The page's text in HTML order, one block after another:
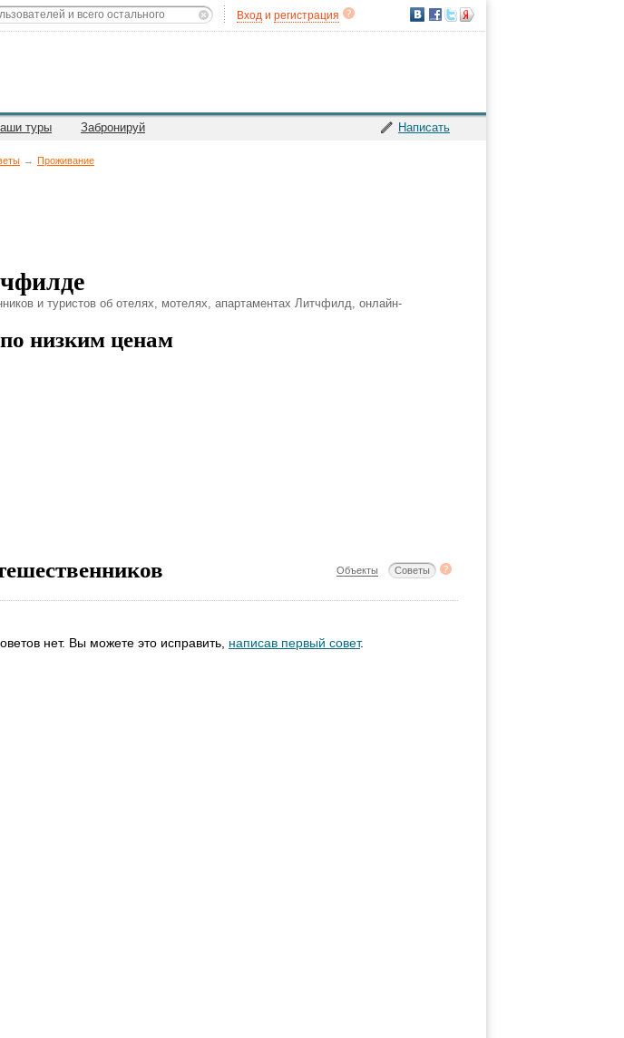
Вход и регистрация
Написать
туры Забронируй
→ Проживание
и туристов об отелях, мотелях, апартаментах Литчфилд, онлайн-
низким ценам
Объекты Советы
нет. Вы можете это исправить, написав первый совет.